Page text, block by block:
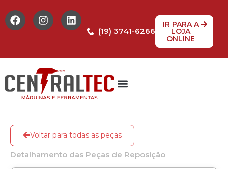
(19) 3741-6266
IR PARA A
LOJA
ONLINE
Voltar para todas as peças
Detalhamento das Peças de Reposição